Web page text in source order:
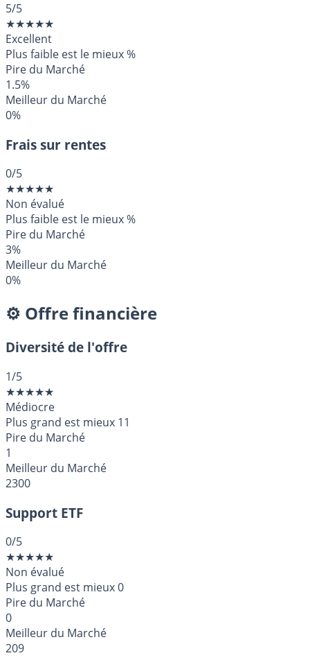
5/5
★★★★★
Excellent
Plus faible est le mieux%
Pire du Marché
1.5%
Meilleur du Marché
0%
Frais sur rentes
0/5
★★★★★
Non évalué
Plus faible est le mieux%
Pire du Marché
3%
Meilleur du Marché
0%
⚙️ Offre financière
Diversité de l'offre
1/5
★★★★★
Médiocre
Plus grand est mieux 11
Pire du Marché
1
Meilleur du Marché
2300
Support ETF
0/5
★★★★★
Non évalué
Plus grand est mieux0
Pire du Marché
0
Meilleur du Marché
209